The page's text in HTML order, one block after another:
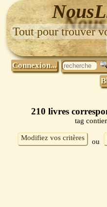
Tout pour trouver
Connexion...
210 livres
tag
Modifiez vos critères ou